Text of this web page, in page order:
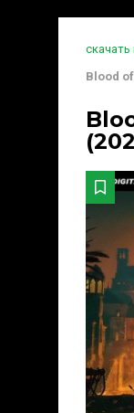
Blood